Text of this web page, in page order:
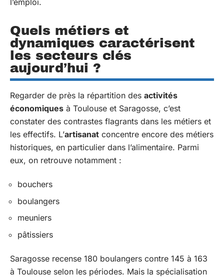
Quels métiers et
dynamiques caractérisent
les secteurs clés
aujourd’hui ?
Regarder de près la répartition des activités
économiques à Toulouse et Saragosse, c’est
constater des contrastes flagrants dans les métiers et
les effectifs. L’artisanat concentre encore des métiers
historiques, en particulier dans l’alimentaire. Parmi
eux, on retrouve notamment :
bouchers
boulangers
meuniers
pâtissiers
Saragosse recense 180 boulangers contre 145 à 163
à Toulouse selon les périodes. Mais la spécialisation